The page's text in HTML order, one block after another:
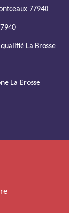
77940
La Brosse
La Brosse